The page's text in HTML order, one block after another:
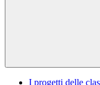
I progetti delle